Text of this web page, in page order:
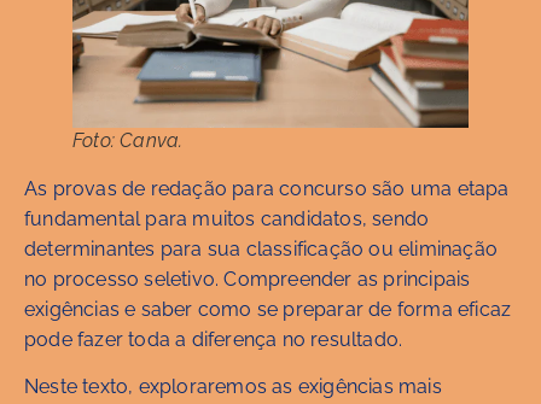
Foto: Canva.
As provas de redação para concurso são uma etapa
fundamental para muitos candidatos, sendo
determinantes para sua classificação ou eliminação
no processo seletivo. Compreender as principais
exigências e saber como se preparar de forma eficaz
pode fazer toda a diferença no resultado.
Neste texto, exploraremos as exigências mais